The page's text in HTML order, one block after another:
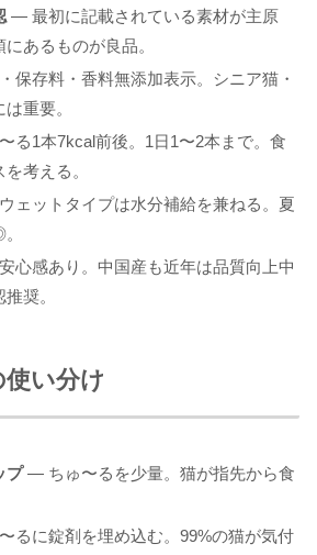
— 最初に記載されている素材が主原
あるものが良品。
保存料・香料無添加表示。シニア猫・
重要。
る1本7kcal前後。1日1〜2本まで。食
考える。
ェットタイプは水分補給を兼ねる。夏
心感あり。中国産も近年は品質向上中
奨。
い分け
プ— ちゅ〜るを少量。猫が指先から食
るに錠剤を埋め込む。99%の猫が気付